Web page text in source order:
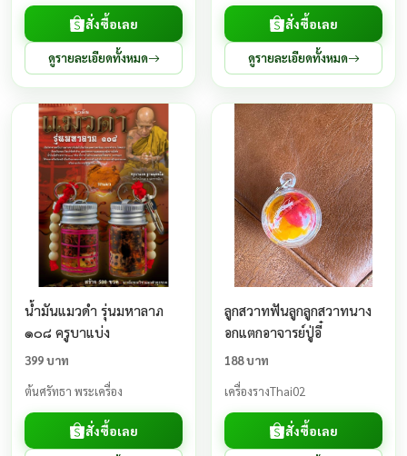
สั่งซื้อเลย
ดูรายละเอียดทั้งหมด
สั่งซื้อเลย
ดูรายละเอียดทั้งหมด
น้ำมันแมวดำ รุ่นมหาลาภ
๑๐๘ ครูบาแบ่ง
399 บาท
ต้นศรัทธา พระเครื่อง
สั่งซื้อเลย
ลูกสวาทฟันลูกลูกสวาทนาง
อกแตกอาจารย์ปู่อี๋
188 บาท
เครื่องรางThai02
สั่งซื้อเลย